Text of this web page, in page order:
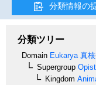
分類情報の
分類ツリー
Domain Eukarya 真
Supergroup
Kingdom